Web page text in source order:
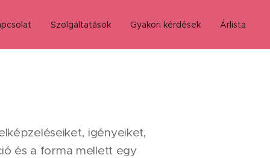
Szolgáltatások Gyakori kérdések Árlista
igényeiket,
és a forma mellett egy